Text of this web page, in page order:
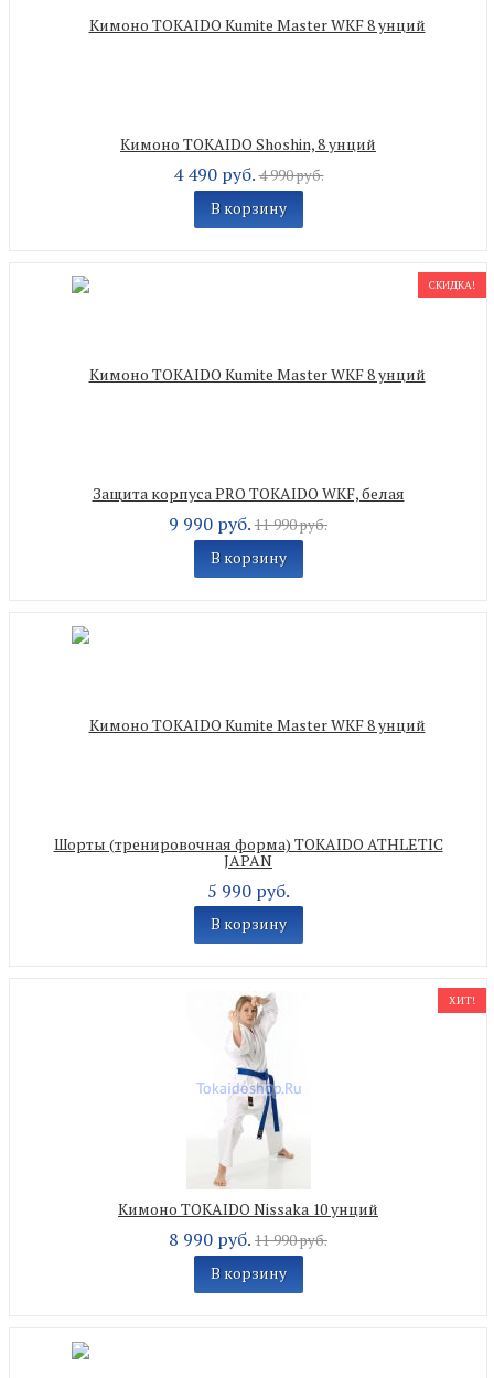
Кимоно TOKAIDO Shoshin, 8 унций
4 490 руб.4 990 руб.
В корзину
СКИДКА!
Защита корпуса PRO TOKAIDO WKF, белая
9 990 руб. 11 990 руб.
В корзину
Шорты (тренировочная форма) TOKAIDO ATHLETIC
JAPAN
5 990 руб.
В корзину
ХИТ!
Кимоно TOKAIDO Nissaka 10 унций
8 990 руб. 11 990 руб.
В корзину